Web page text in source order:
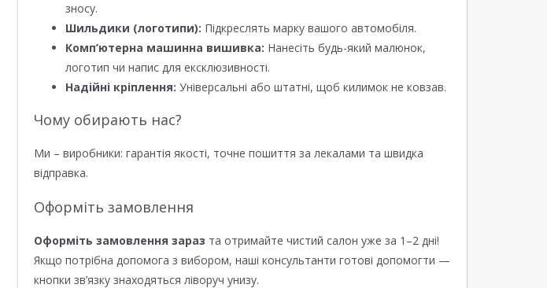
зносу.
Шильдики (логотипи): Підкреслять марку вашого автомобіля.
Комп’ютерна машинна вишивка: Нанесіть будь-який малюнок,
логотип чи напис для ексклюзивності.
Надійні кріплення: Універсальні або штатні, щоб килимок не ковзав.
Чому обирають нас?
Ми – виробники: гарантія якості, точне пошиття за лекалами та швидка
відправка.
Оформіть замовлення
Оформіть замовлення зараз та отримайте чистий салон уже за 1–2 дні!
Якщо потрібна допомога з вибором, наші консультанти готові допомогти —
кнопки зв’язку знаходяться ліворуч унизу.